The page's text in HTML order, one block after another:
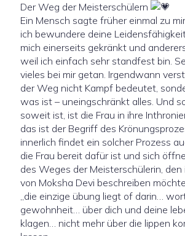
Der Weg der Meisterschülern
Ein Mensch sagte früher einmal zu
ich bewundere deine
mich einerseits gekränkt und
weil ich einfach sehr standfest bin.
vieles bei mir getan. Irgendwann
der Weg nicht Kampf bedeutet,
was ist – uneingschränkt alles. Und
soweit ist, ist die Frau in ihre
das ist der Begriff des
innerlich findet ein solcher Prozess
die Frau bereit dafür ist und sich
des Weges der Meisterschülerin,
von Moksha Devi beschreiben möchte
„die einzige übung liegt of darin…
gewohnheit… über dich und deine
klagen… nicht mehr über die lippen